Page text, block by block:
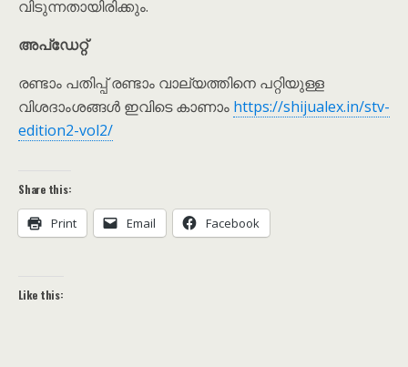
വിടുന്നതായിരിക്കും.
അപ്‌ഡേറ്റ്
രണ്ടാം പതിപ്പ് രണ്ടാം വാല്യത്തിനെ പറ്റിയുള്ള
വിശദാംശങ്ങൾ ഇവിടെ കാണാം https://shijualex.in/stv-
edition2-vol2/
Share this:
Print Email Facebook
Like this: